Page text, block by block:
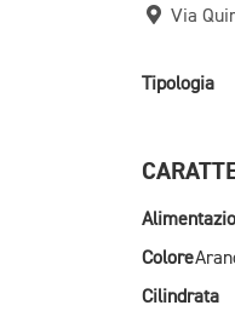
Via
Tipologia
Colore
Cilindrata